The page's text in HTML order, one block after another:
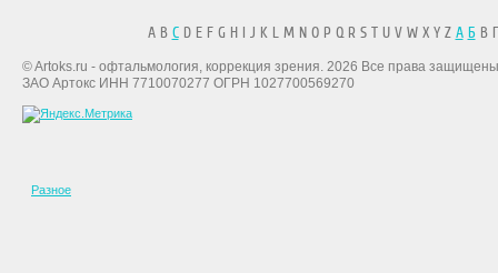
A B CD E F G H I J K L M N O P Q R S T U V W X Y Z А БВ
© Artoks.ru - офтальмология, коррекция зрения. 2026 Все права
ЗАО Артокс ИНН 7710070277 ОГРН 1027700569270
Разное